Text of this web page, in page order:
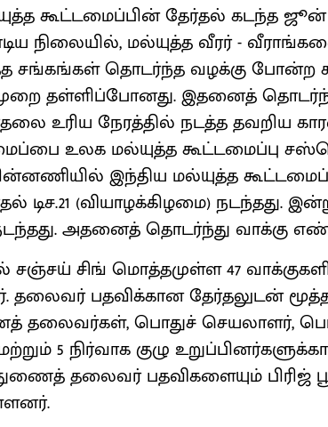
கூட்டமைப்பின் தேர்தல் கடந்த
நிலையில், மல்யுத்த வீரர் -
சங்கங்கள் தொடர்ந்த வழக்கு
தள்ளிப்போனது. இதனைத்
உரிய நேரத்தில் நடத்த தவறிய
உலக மல்யுத்த கூட்டமைப்பு
இந்திய மல்யுத்த
டிச.21 (வியாழக்கிழமை) நடந்தது.
அதனைத் தொடர்ந்து வாக்கு
சிங் மொத்தமுள்ள 47
தலைவர் பதவிக்கான தேர்தலுடன்
தலைவர்கள், பொதுச் செயலாளர்,
5 நிர்வாக குழு
தலைவர் பதவிகளையும் பிரிஜ்